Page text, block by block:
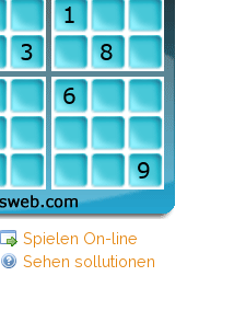
Spielen On-line
Sehen sollutionen